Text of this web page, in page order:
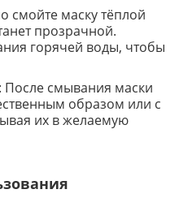
смойте маску тёплой
прозрачной.
горячей воды, чтобы
: После смывания маски
образом или с
их в желаемую